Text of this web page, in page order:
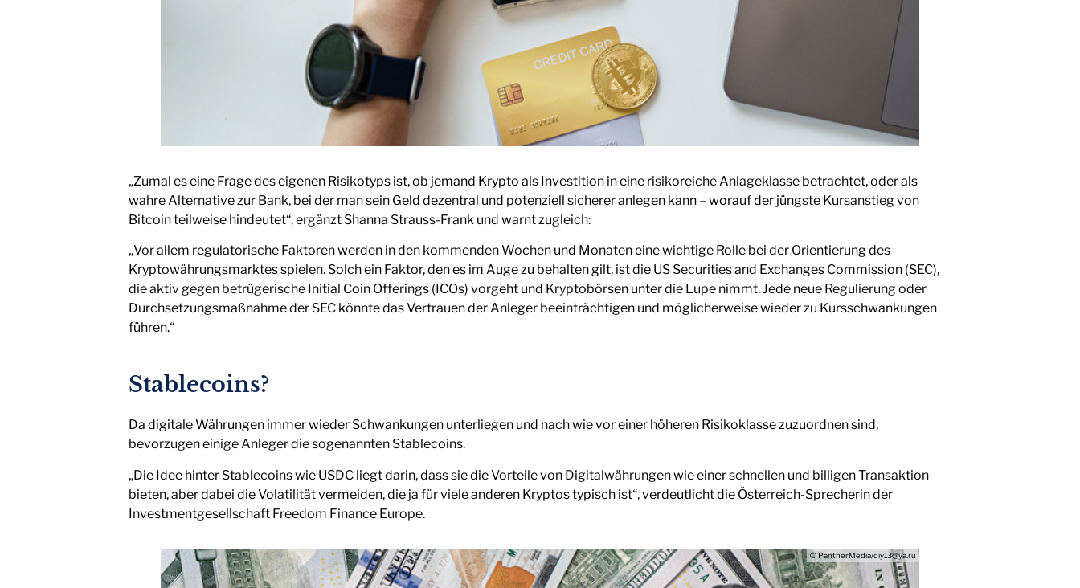
„Zumal es eine Frage des eigenen Risikotyps ist, ob jemand Krypto als Investition in eine risikoreiche Anlageklasse betrachtet, oder als
wahre Alternative zur Bank, bei der man sein Geld dezentral und potenziell sicherer anlegen kann – worauf der jüngste Kursanstieg von
Bitcoin teilweise hindeutet“, ergänzt Shanna Strauss-Frank und warnt zugleich:
„Vor allem regulatorische Faktoren werden in den kommenden Wochen und Monaten eine wichtige Rolle bei der Orientierung des
Kryptowährungsmarktes spielen. Solch ein Faktor, den es im Auge zu behalten gilt, ist die US Securities and Exchanges Commission (SEC),
die aktiv gegen betrügerische Initial Coin Offerings (ICOs) vorgeht und Kryptobörsen unter die Lupe nimmt. Jede neue Regulierung oder
Durchsetzungsmaßnahme der SEC könnte das Vertrauen der Anleger beeinträchtigen und möglicherweise wieder zu Kursschwankungen
führen.“
Stablecoins?
Da digitale Währungen immer wieder Schwankungen unterliegen und nach wie vor einer höheren Risikoklasse zuzuordnen sind,
bevorzugen einige Anleger die sogenannten Stablecoins.
„Die Idee hinter Stablecoins wie USDC liegt darin, dass sie die Vorteile von Digitalwährungen wie einer schnellen und billigen Transaktion
bieten, aber dabei die Volatilität vermeiden, die ja für viele anderen Kryptos typisch ist“, verdeutlicht die Österreich-Sprecherin der
Investmentgesellschaft Freedom Finance Europe.
© PantherMedia/diy13@ya.ru